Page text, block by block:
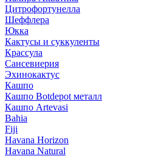
Цитрофортунелла
Шеффлера
Юкка
Кактусы и суккуленты
Крассула
Сансевиерия
Эхинокактус
Кашпо
Кашпо Botdepot металл
Кашпо Artevasi
Bahia
Fiji
Havana Horizon
Havana Natural